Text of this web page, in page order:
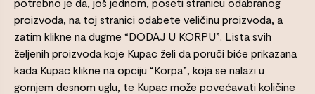
proizvoda, na toj stranici odabete veličinu proizvoda, a
zatim klikne na dugme “DODAJ U KORPU”. Lista svih
željenih proizvoda koje Kupac želi da poruči biće prikazana
kada Kupac klikne na opciju “Korpa”, koja se nalazi u
gornjem desnom uglu, te Kupac može povećavati količine